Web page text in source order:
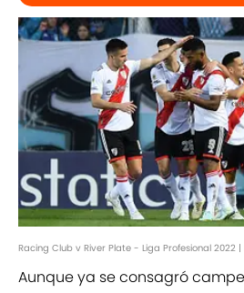
Racing Club v River Plate - Liga Profesional 2022
Aunque ya se consagró